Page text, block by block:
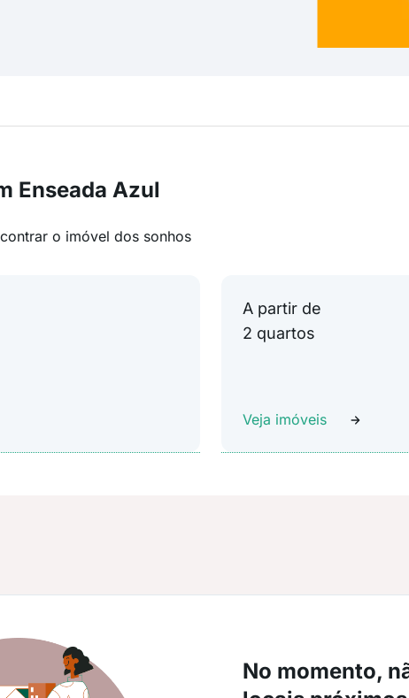
Enseada Azul
o imóvel dos sonhos
A partir de
2 quartos
Veja imóveis
No momento,